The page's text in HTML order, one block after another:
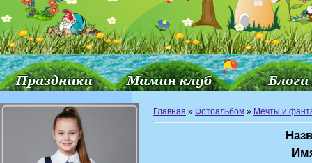
Главная » Фотоальбом » Мечты и